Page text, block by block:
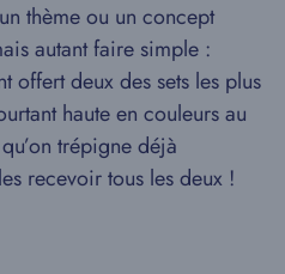
thème ou un concept
autant faire simple :
offert deux des sets les plus
haute en couleurs au
trépigne déjà
recevoir tous les deux !